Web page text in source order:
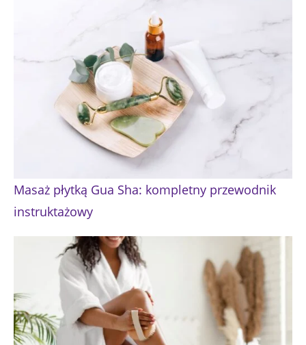
Masaż płytką Gua Sha: kompletny przewodnik
instruktażowy